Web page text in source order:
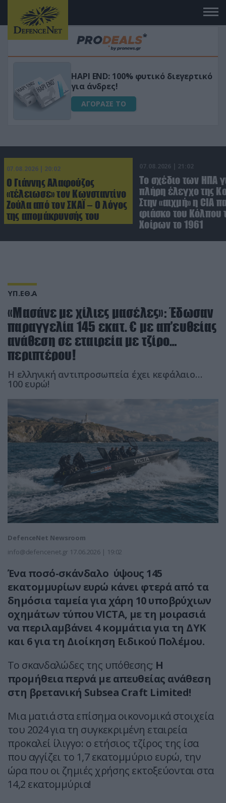
Μεταμόρφωσε τον κήπο σου με το
Ultra Box Μίνι Αλυσοπρίονο με
μπαταρία λιθίου
ΑΓΟΡΑΣΕ ΤΟ
07.08.2026 | 20:02
Ο Γιάννης Αλαφούζος
«τέλειωσε» τον Κωνσταντίνο
Ζούλα από τον ΣΚΑΪ – Ο λόγος
της απομάκρυνσής του
07.08.2026 | 21:02
To σχέδιο των ΗΠΑ
πλήρη έλεγχο της
Στην «αιχμή» η CIA
φιάσκο του Κόλπου
Χοίρων το 1961
ΥΠ.ΕΘ.Α
«Μασάνε με χίλιες μασέλες»: Έδωσαν
παραγγελία 145 εκατ. € με απ’ευθείας
ανάθεση σε εταιρεία με τζίρο…
περιπτέρου!
Η ελληνική αντιπροσωπεία έχει κεφάλαιο…
100 ευρώ!
DefenceNet Newsroom
info@defencenet.gr 17.06.2026 | 19:02
Ένα ποσό-σκάνδαλο ύψους 145
εκατομμυρίων ευρώ κάνει φτερά από τα
δημόσια ταμεία για χάρη 10 υποβρύχιων
οχημάτων τύπου VICTA, με τη μοιρασιά
να περιλαμβάνει 4 κομμάτια για τη ΔΥΚ
και 6 για τη Διοίκηση Ειδικού Πολέμου.
Το σκανδαλώδες της υπόθεσης; Η
προμήθεια περνά με απευθείας ανάθεση
στη βρετανική Subsea Craft Limited!
Μια ματιά στα επίσημα οικονομικά στοιχεία
του 2024 για τη συγκεκριμένη εταιρεία
προκαλεί ίλιγγο: ο ετήσιος τζίρος της ίσα
που αγγίζει το 1,7 εκατομμύριο ευρώ, την
ώρα που οι ζημιές χρήσης εκτοξεύονται στα
14,2 εκατομμύρια!